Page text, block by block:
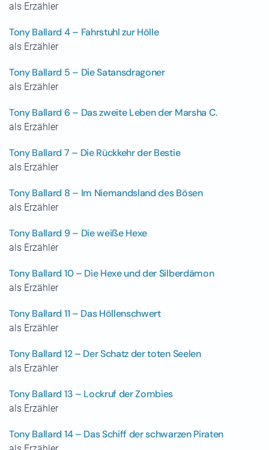
als Erzähler
Tony Ballard 4 – Fahrstuhl zur Hölle
als Erzähler
Tony Ballard 5 – Die Satansdragoner
als Erzähler
Tony Ballard 6 – Das zweite Leben der Marsha C.
als Erzähler
Tony Ballard 7 – Die Rückkehr der Bestie
als Erzähler
Tony Ballard 8 – Im Niemandsland des Bösen
als Erzähler
Tony Ballard 9 – Die weiße Hexe
als Erzähler
Tony Ballard 10 – Die Hexe und der Silberdämon
als Erzähler
Tony Ballard 11 – Das Höllenschwert
als Erzähler
Tony Ballard 12 – Der Schatz der toten Seelen
als Erzähler
Tony Ballard 13 – Lockruf der Zombies
als Erzähler
Tony Ballard 14 – Das Schiff der schwarzen Piraten